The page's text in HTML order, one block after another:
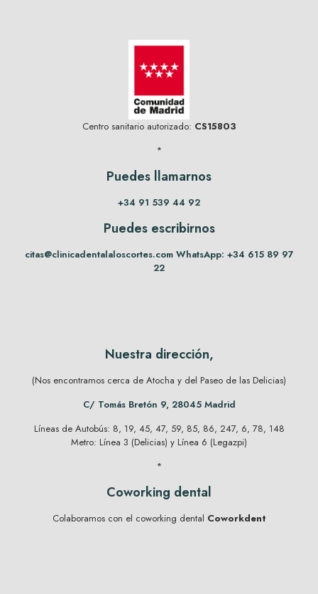
Centro sanitario autorizado: CS15803
*
Puedes llamarnos
+34 91 539 44 92
Puedes escribirnos
citas@clinicadentalaloscortes.comWhatsApp: +34 615 89 97
22
Nuestra dirección,
(Nos encontramos cerca de Atocha y del Paseo de las Delicias)
C/ Tomás Bretón 9, 28045 Madrid
Líneas de Autobús: 8, 19, 45, 47, 59, 85, 86, 247, 6, 78, 148
Metro: Línea 3 (Delicias) y Línea 6 (Legazpi)
*
Coworking dental
Colaboramos con el coworking dental Coworkdent